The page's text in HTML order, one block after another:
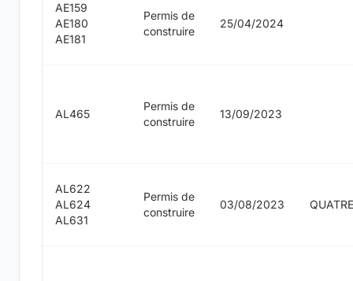
AE159
AE180
AE181
Permis de
construire
25/04/2024
AL465
Permis de
construire
13/09/2023
AL622
AL624
AL631
Permis de
construire
03/08/2023